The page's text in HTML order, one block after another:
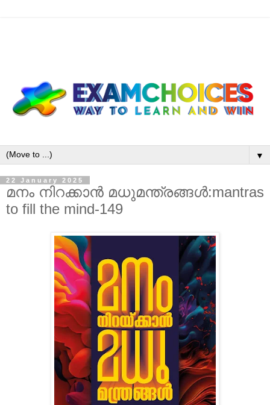
▼
22 January 2025
മനം നിറക്കാൻ മധുമന്ത്രങ്ങൾ:mantras
to fill the mind-149